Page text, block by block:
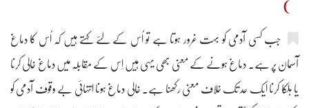
)
جب کسی آدمی کو بہت غرور ہوتا ہے تو اُس کے لئے کہتے ہیں کہ اُس کا دماغ
آسمان پر ہے۔ دماغ ہونے کے معنی بھی یہی ہیں اِس کے مقابلہ میں دماغ خالی کرنا
یا ہلکا کرنا ایک حد تک خلاف معنی رکھنا ہے۔ خالی دماغ ہونا انتہائی بے وقوف آدمی کو